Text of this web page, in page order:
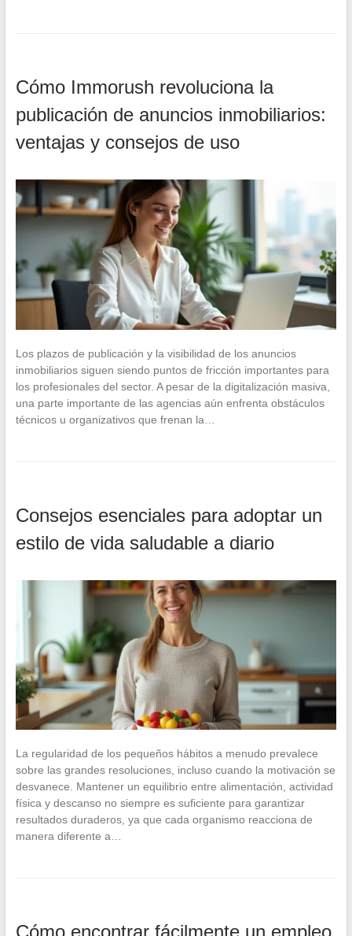
Cómo Immorush revoluciona la
publicación de anuncios inmobiliarios:
ventajas y consejos de uso
Los plazos de publicación y la visibilidad de los anuncios
inmobiliarios siguen siendo puntos de fricción importantes para
los profesionales del sector. A pesar de la digitalización masiva,
una parte importante de las agencias aún enfrenta obstáculos
técnicos u organizativos que frenan la…
Consejos esenciales para adoptar un
estilo de vida saludable a diario
La regularidad de los pequeños hábitos a menudo prevalece
sobre las grandes resoluciones, incluso cuando la motivación se
desvanece. Mantener un equilibrio entre alimentación, actividad
física y descanso no siempre es suficiente para garantizar
resultados duraderos, ya que cada organismo reacciona de
manera diferente a…